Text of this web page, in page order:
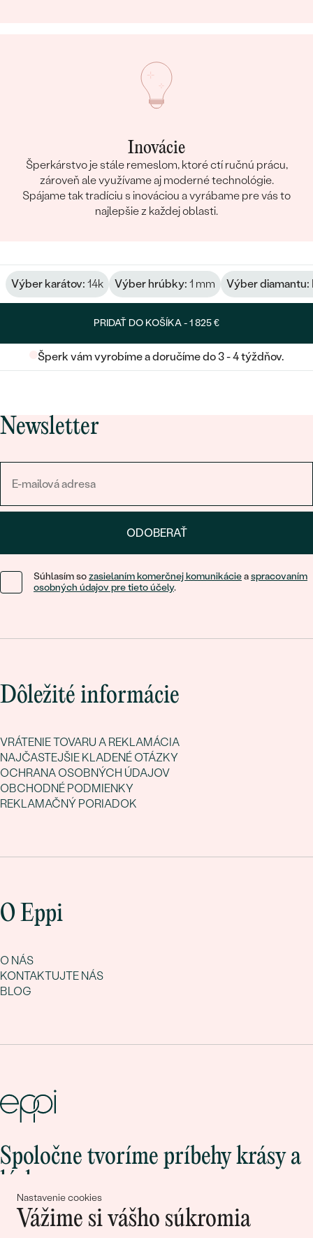
Nastavenie cookies
Vážime si vášho súkromia
Inovácie
Šperkárstvo je stále remeslom, ktoré ctí ručnú prácu,
zároveň ale využívame aj moderné technológie.
Spájame tak tradíciu s inováciou a vyrábame pre vás to
najlepšie z každej oblasti.
Výber karátov: 14k Výber hrúbky: 1 mm Výber diamantu:
PRIDAŤ DO KOŠÍKA -1 825 €
Šperk vám vyrobíme a doručíme do 3 - 4 týždňov.
Newsletter
ODOBERAŤ
Súhlasím sozasielaním komerčnej komunikácieaspracovaním
osobných údajov pre tieto účely.
Dôležité informácie
VRÁTENIE TOVARU A REKLAMÁCIA
NAJČASTEJŠIE KLADENÉ OTÁZKY
OCHRANA OSOBNÝCH ÚDAJOV
OBCHODNÉ PODMIENKY
REKLAMAČNÝ PORIADOK
O Eppi
O NÁS
KONTAKTUJTE NÁS
BLOG
Spoločne tvoríme príbehy krásy a
lásky
Pripojte sa k nám!